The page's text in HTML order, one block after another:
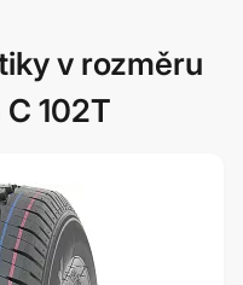
v rozměru
102T